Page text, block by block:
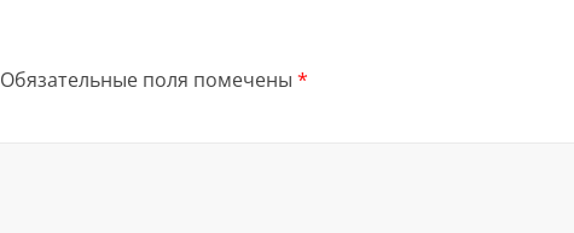
Обязательные поля помечены *